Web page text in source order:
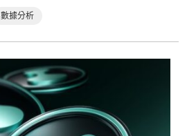
數據分析